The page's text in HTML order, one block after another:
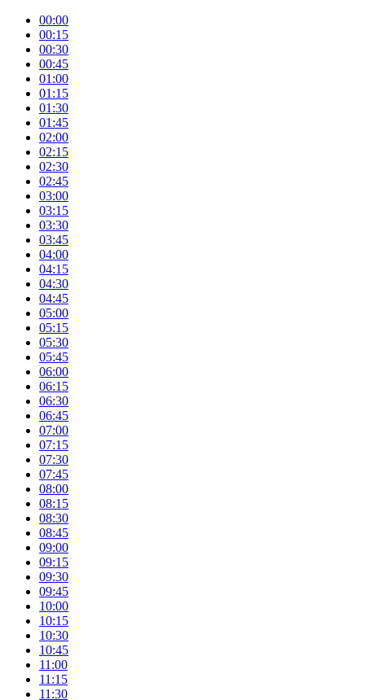
00:00
00:15
00:30
00:45
01:00
01:15
01:30
01:45
02:00
02:15
02:30
02:45
03:00
03:15
03:30
03:45
04:00
04:15
04:30
04:45
05:00
05:15
05:30
05:45
06:00
06:15
06:30
06:45
07:00
07:15
07:30
07:45
08:00
08:15
08:30
08:45
09:00
09:15
09:30
09:45
10:00
10:15
10:30
10:45
11:00
11:15
11:30